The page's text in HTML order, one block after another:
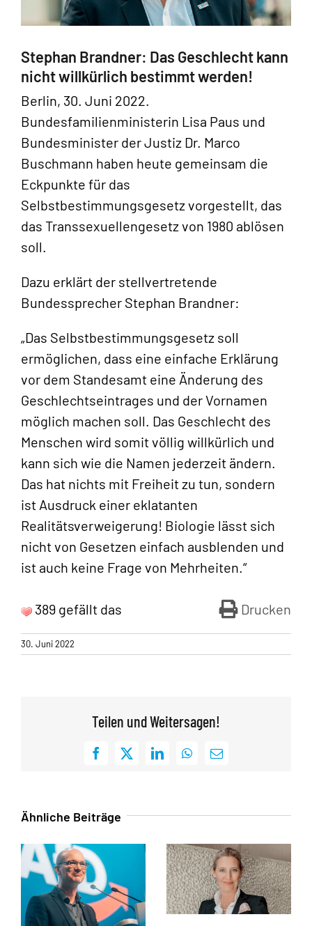
Stephan Brandner: Das Geschlecht kann
nicht willkürlich bestimmt werden!
Berlin, 30. Juni 2022.
Bundesfamilienministerin Lisa Paus und
Bundesminister der Justiz Dr. Marco
Buschmann haben heute gemeinsam die
Eckpunkte für das
Selbstbestimmungsgesetz vorgestellt, das
das Transsexuellengesetz von 1980 ablösen
soll.
Dazu erklärt der stellvertretende
Bundessprecher Stephan Brandner:
„Das Selbstbestimmungsgesetz soll
ermöglichen, dass eine einfache Erklärung
vor dem Standesamt eine Änderung des
Geschlechtseintrages und der Vornamen
möglich machen soll. Das Geschlecht des
Menschen wird somit völlig willkürlich und
kann sich wie die Namen jederzeit ändern.
Das hat nichts mit Freiheit zu tun, sondern
ist Ausdruck einer eklatanten
Realitätsverweigerung! Biologie lässt sich
nicht von Gesetzen einfach ausblenden und
ist auch keine Frage von Mehrheiten.“
Drucken
389 gefällt das
30. Juni 2022
Teilen und Weitersagen!
Facebook
X LinkedInWhatsApp
E-
Ähnliche Beiträge